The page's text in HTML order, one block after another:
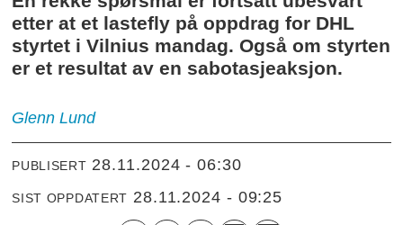
etter at et lastefly på oppdrag for DHL
styrtet i Vilnius mandag. Også om styrten
er et resultat av en sabotasjeaksjon.
Glenn Lund
PUBLISERT 28.11.2024 - 06:30
SIST OPPDATERT 28.11.2024 - 09:25